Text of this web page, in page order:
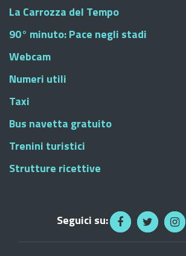
La Carrozza del Tempo
90° minuto: Pace negli stadi
Webcam
Numeri utili
Taxi
Bus navetta gratuito
Trenini turistici
Strutture ricettive
Seguici su: